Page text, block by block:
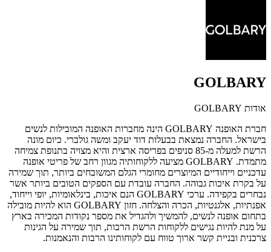
GOLBARY
אודות GOLBARY
חברת האופנה GOLBARY הינה מחברות האופנה המובילות לנשים
בישראל. החברה נמצאת בבעלות דוד יעקב ומשה גולברי. כיום מונה
הרשת למעלה מ-85 סניפים בפריסה ארצית והיא מצויה בתנופת צמיחה
מתמדת.
GOLBARY מציעה ללקוחותיה מגוון רחב של פריטי אופנה
עדכניים וייחודיים המיוצרים מחומרי הגלם המשובחים ביותר, תוך שמירה
על בקרת איכות גבוהה. החברה עובדת עם הספקים הטובים ביותר אשר
נבחרים בקפידה. ערכי GOLBARY הנם איכות, בינלאומיות, יופי וייחוד,
אפנתיות, אלגנטיות, הכרה והצלחה. חזון GOLBARY הוא להיות מובילה
בתחום אופנה לנשים, להמשיך ולהגדיל את מספר נקודות המכירה בארץ
על מנת להיות נגישים ללקוחות הרשת הרבות, תוך שמירה על הגינות
צרכנית ובניית קשר ארוך טווח עם לקוחותינו הרבות והנאמנות.